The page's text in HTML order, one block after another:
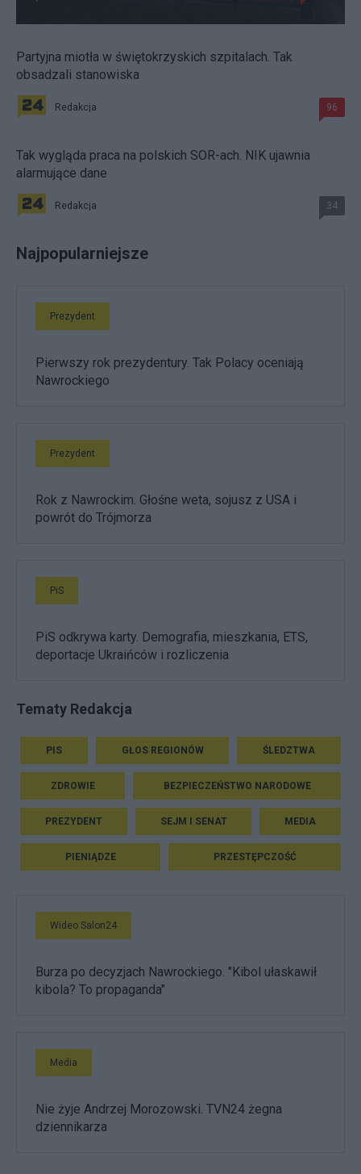
Partyjna miotła w świętokrzyskich szpitalach. Tak
obsadzali stanowiska
Redakcja 96
Tak wygląda praca na polskich SOR-ach. NIK ujawnia
alarmujące dane
Redakcja 34
Najpopularniejsze
Prezydent
Pierwszy rok prezydentury. Tak Polacy oceniają
Nawrockiego
Prezydent
Rok z Nawrockim. Głośne weta, sojusz z USA i
powrót do Trójmorza
PiS
PiS odkrywa karty. Demografia, mieszkania, ETS,
deportacje Ukraińców i rozliczenia
Tematy Redakcja
PIS GŁOS REGIONÓW ŚLEDZTWA
ZDROWIE BEZPIECZEŃSTWO NARODOWE
PREZYDENT SEJM I SENAT MEDIA
PIENIĄDZE PRZESTĘPCZOŚĆ
Wideo Salon24
Burza po decyzjach Nawrockiego. "Kibol ułaskawił
kibola? To propaganda"
Media
Nie żyje Andrzej Morozowski. TVN24 żegna
dziennikarza